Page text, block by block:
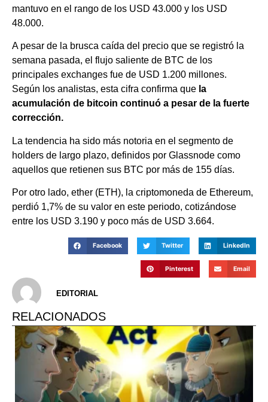
mantuvo en el rango de los USD 43.000 y los USD
48.000.
A pesar de la brusca caída del precio que se registró la
semana pasada, el flujo saliente de BTC de los
principales exchanges fue de USD 1.200 millones.
Según los analistas, esta cifra confirma que la
acumulación de bitcoin continuó a pesar de la fuerte
corrección.
La tendencia ha sido más notoria en el segmento de
holders de largo plazo, definidos por Glassnode como
aquellos que retienen sus BTC por más de 155 días.
Por otro lado, ether (ETH), la criptomoneda de Ethereum,
perdió 1,7% de su valor en este periodo, cotizándose
entre los USD 3.190 y poco más de USD 3.664.
Facebook Twitter LinkedIn
Pinterest Email
EDITORIAL
RELACIONADOS